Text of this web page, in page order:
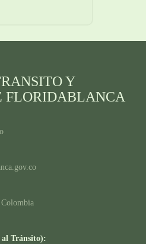
Y
FLORIDABLANCA
al Tránsito):